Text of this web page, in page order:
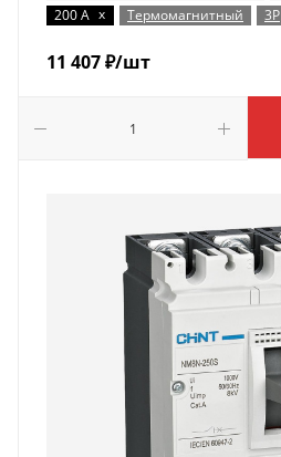
200 А x Термомагнитный 3P
11 407₽/шт